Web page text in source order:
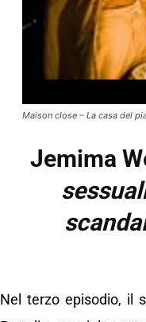
Maison close – La casa del
Jemima
Nel terzo episodio, il